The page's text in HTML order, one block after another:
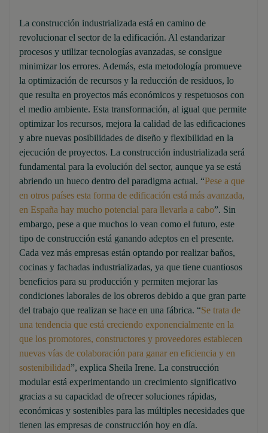
La construcción industrializada está en camino de
revolucionar el sector de la edificación. Al estandarizar
procesos y utilizar tecnologías avanzadas, se consigue
minimizar los errores. Además, esta metodología promueve
la optimización de recursos y la reducción de residuos, lo
que resulta en proyectos más económicos y respetuosos con
el medio ambiente. Esta transformación, al igual que permite
optimizar los recursos, mejora la calidad de las edificaciones
y abre nuevas posibilidades de diseño y flexibilidad en la
ejecución de proyectos. La construcción industrializada será
fundamental para la evolución del sector, aunque ya se está
abriendo un hueco dentro del paradigma actual. “Pese a que
en otros países esta forma de edificación está más avanzada,
en España hay mucho potencial para llevarla a cabo”. Sin
embargo, pese a que muchos lo vean como el futuro, este
tipo de construcción está ganando adeptos en el presente.
Cada vez más empresas están optando por realizar baños,
cocinas y fachadas industrializadas, ya que tiene cuantiosos
beneficios para su producción y permiten mejorar las
condiciones laborales de los obreros debido a que gran parte
del trabajo que realizan se hace en una fábrica. “Se trata de
una tendencia que está creciendo exponencialmente en la
que los promotores, constructores y proveedores establecen
nuevas vías de colaboración para ganar en eficiencia y en
sostenibilidad”, explica Sheila Irene. La construcción
modular está experimentando un crecimiento significativo
gracias a su capacidad de ofrecer soluciones rápidas,
económicas y sostenibles para las múltiples necesidades que
tienen las empresas de construcción hoy en día.